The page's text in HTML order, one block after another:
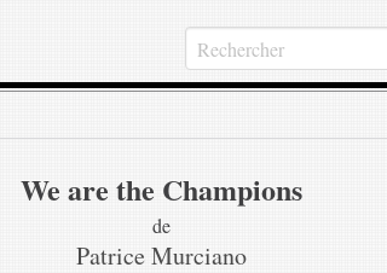
We are the Champions
de
Patrice Murciano